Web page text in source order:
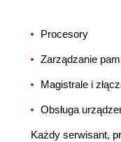
Procesory
Zarządzanie
Magistrale i
Obsługa
Każdy serwisant,